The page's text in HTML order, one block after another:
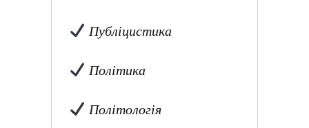
Публіцистика
Політика
Політологія